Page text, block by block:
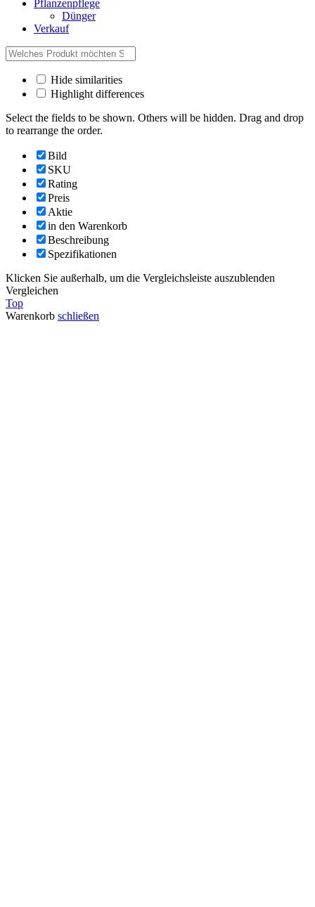
Pflanzenpflege
Dünger
Verkauf
Hide similarities
Highlight differences
Select the fields to be shown. Others will be hidden. Drag and drop
to rearrange the order.
Bild
SKU
Rating
Preis
Aktie
in den Warenkorb
Beschreibung
Spezifikationen
Klicken Sie außerhalb, um die Vergleichsleiste auszublenden
Vergleichen
Top
Warenkorb schließen